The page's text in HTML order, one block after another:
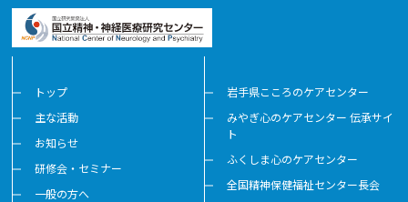
愛知県刈谷市健康推進課主催によるPFA講演会の実施
協力をしました（オンライン）【愛知】
2026-02-20
東京都「令和7年度災害時精神科医療体制整備事業
（災害時精神科医療研修）」を実施しました【国立精
神・神経医療研究センター】
トップ
主な活動
お知らせ
研修会・セミナー
一般の方へ
岩手県こころのケアセンター
みやぎ心のケアセンター 伝承サイ
ト
ふくしま心のケアセンター
全国精神保健福祉センター長会